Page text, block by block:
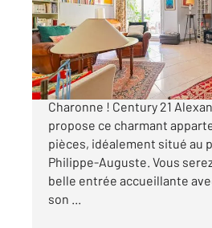
Appartement F3 à
639 900 €
Coup de cœur familial dans
Charonne ! Century 21
propose ce charmant
pièces, idéalement situé au
Philippe-Auguste. Vous
belle entrée accueillante
son ...